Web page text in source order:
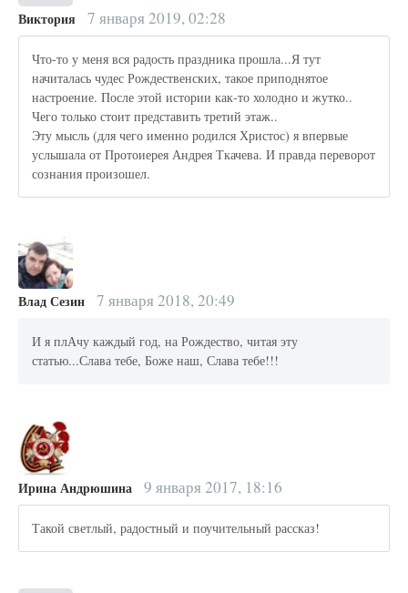
Виктория 7 января 2019, 02:28
Что-то у меня вся радость праздника прошла...Я тут
начиталась чудес Рождественских, такое приподнятое
настроение. После этой истории как-то холодно и жутко..
Чего только стоит представить третий этаж..
Эту мысль (для чего именно родился Христос) я впервые
услышала от Протоиерея Андрея Ткачева. И правда переворот
сознания произошел.
Влад Сезин 7 января 2018, 20:49
И я плАчу каждый год, на Рождество, читая эту
статью...Слава тебе, Боже наш, Слава тебе!!!
Ирина Андрюшина 9 января 2017, 18:16
Такой светлый, радостный и поучительный рассказ!